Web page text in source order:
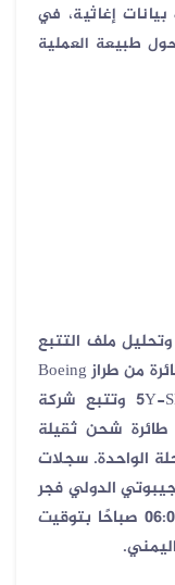
إغاثية، في
طبيعة العملية
ملف التتبع
من طرازBoeing
5Y- وتتبع شركة
شحن ثقيلة
الواحدة. سجلات
الدولي فجر
صباحًا بتوقيت
.